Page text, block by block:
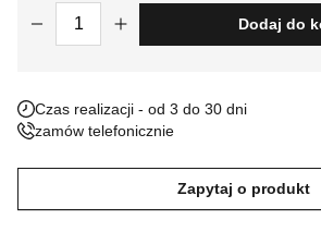
ilość Syfon chromowany z mosiądzu
Dodaj do
Czas realizacji - od 3 do 30 dni
zamów telefonicznie
Zapytaj o produkt
Nieklasyfikowane pliki cookie, to pliki, które
Zapisz moje
Akceptuj wszystko